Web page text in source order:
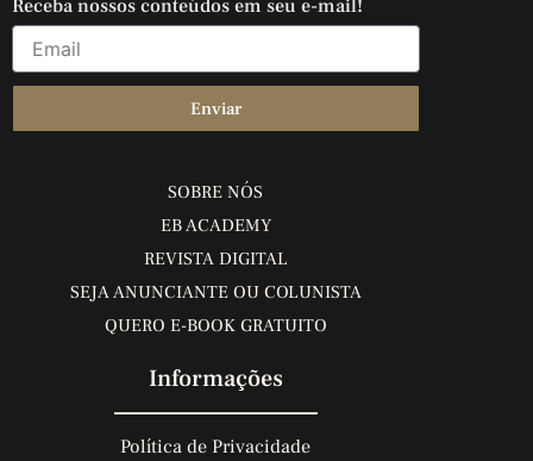
Receba nossos conteúdos em seu e-mail!
Enviar
SOBRE NÓS
EB ACADEMY
REVISTA DIGITAL
SEJA ANUNCIANTE OU COLUNISTA
QUERO E-BOOK GRATUITO
Informações
Política de Privacidade